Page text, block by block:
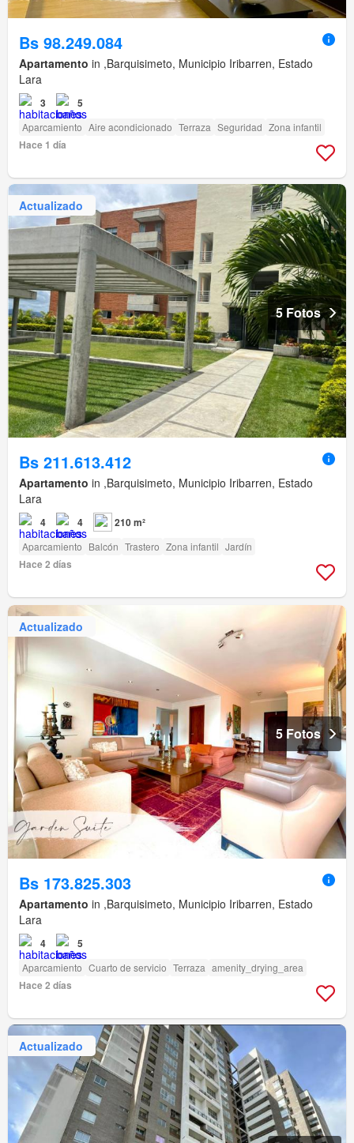
Bs 98.249.084
Apartamento in ,Barquisimeto, Municipio Iribarren, Estado
Lara
3 5
Aparcamiento Aire acondicionado Terraza Seguridad Zona infantil
Hace 1 día
Actualizado
5 Fotos
Bs 211.613.412
Apartamento in ,Barquisimeto, Municipio Iribarren, Estado
Lara
4 4 210 m²
Aparcamiento Balcón Trastero Zona infantil Jardín
Hace 2 días
Actualizado
5 Fotos
Bs 173.825.303
Apartamento in ,Barquisimeto, Municipio Iribarren, Estado
Lara
4 5
Aparcamiento Cuarto de servicio Terraza amenity_drying_area
Hace 2 días
Actualizado